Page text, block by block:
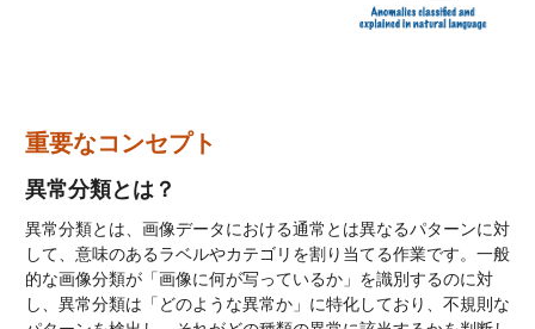
重要なコンセプト
異常分類とは？
異常分類とは、画像データにおける通常とは異なるパターンに対
して、意味のあるラベルやカテゴリを割り当てる作業です。一般
的な画像分類が「画像に何が写っているか」を識別するのに対
し、異常分類は「どのような異常か」に特化しており、不規則な